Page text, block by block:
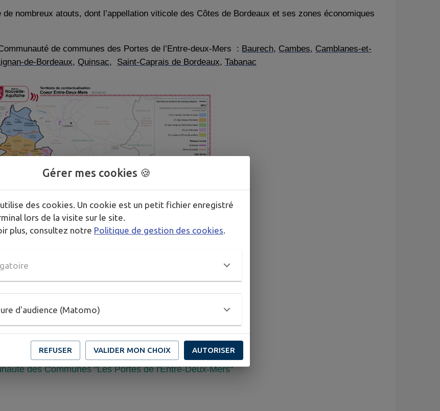
nombreux atouts, dont l’appellation viticole des Côtes de Bordeaux et ses zones économiques
de communes des Portes de l’Entre-deux-Mers : Baurech, Cambes, Camblanes-et-
de-Bordeaux, Quinsac, Saint-Caprais de Bordeaux, Tabanac
des Communes "Les Portes de l'Entre-Deux-Mers"
Gérer mes cookies 🍪
des cookies. Un cookie est un petit fichier enregistré
lors de la visite sur le site.
plus, consultez notre Politique de gestion des cookies.
d'audience (Matomo)
REFUSER VALIDER MON CHOIX AUTORISER